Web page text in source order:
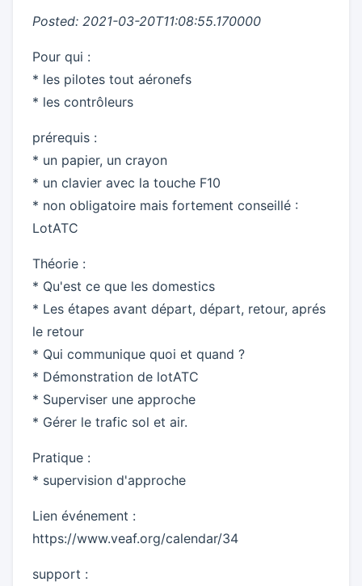
Posted: 2021-03-20T11:08:55.170000
Pour qui :
* les pilotes tout aéronefs
* les contrôleurs
prérequis :
* un papier, un crayon
* un clavier avec la touche F10
* non obligatoire mais fortement conseillé :
LotATC
Théorie :
* Qu'est ce que les domestics
* Les étapes avant départ, départ, retour, aprés
le retour
* Qui communique quoi et quand ?
* Démonstration de lotATC
* Superviser une approche
* Gérer le trafic sol et air.
Pratique :
* supervision d'approche
Lien événement :
https://www.veaf.org/calendar/34
support :